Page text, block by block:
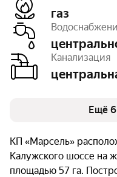
газ
Канализация
Дороги
Освещение
Тип земли
ИЖС
Площадь
57 га
Число объектов 511
Очереди
6
Ещё 6
КП «Марсель» расположен в Новой Москве на 34 км
Калужского шоссе на
площадью 57 га.